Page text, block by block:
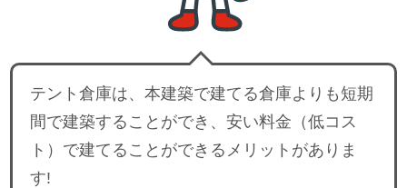
テント倉庫は、本建築で建てる倉庫よりも短期
間で建築することができ、安い料金（低コス
ト）で建てることができるメリットがありま
す!